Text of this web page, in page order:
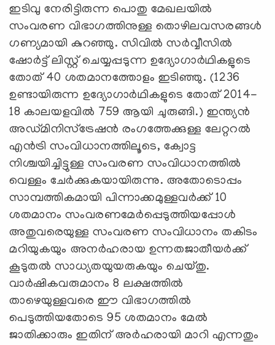
ഇടിവു നേരിട്ടിരുന്ന പൊതു മേഖലയില്‍
സംവരണ വിഭാഗത്തിനുള്ള തൊഴിലവസരങ്ങള്‍
ഗണ്യമായി കുറഞ്ഞു. സിവില്‍ സര്‍വ്വീസില്‍
ഷോര്‍ട്ട് ലിസ്റ്റ് ചെയ്യപ്പടുന്ന ഉദ്യോഗാര്‍ഥികളുടെ
തോത് 40 ശതമാനത്തോളം ഇടിഞ്ഞു. (1236
ഉണ്ടായിരുന്ന ഉദ്യോഗാര്‍ഥികളുടെ തോത് 2014-
18 കാലയളവില്‍ 759 ആയി ചുരുങ്ങി.) ഇന്ത്യന്‍
അഡ്മിനിസ്‌ട്രേഷന്‍ രംഗത്തേക്കുള്ള ലേറ്ററല്‍
എന്‍ട്രി സംവിധാനത്തിലൂടെ, ക്വോട്ട
നിശ്ചയിച്ചിട്ടുള്ള സംവരണ സംവിധാനത്തില്‍
വെള്ളം ചേര്‍ക്കുകയായിരുന്നു. അതോടൊപ്പം
സാമ്പത്തികമായി പിന്നാക്കമുള്ളവര്‍ക്ക് 10
ശതമാനം സംവരണമേര്‍പ്പെടുത്തിയപ്പോള്‍
അതുവരെയുള്ള സംവരണ സംവിധാനം തകിടം
മറിയുകയും അനര്‍ഹരായ ഉന്നതജാതീയര്‍ക്ക്
കൂടുതല്‍ സാധ്യതയുയരുകയും ചെയ്തു.
വാര്‍ഷികവരുമാനം 8 ലക്ഷത്തില്‍
താഴെയുള്ളവരെ ഈ വിഭാഗത്തില്‍
പെടുത്തിയതോടെ 95 ശതമാനം മേല്‍
ജാതിക്കാരും ഇതിന് അര്‍ഹരായി മാറി എന്നതും